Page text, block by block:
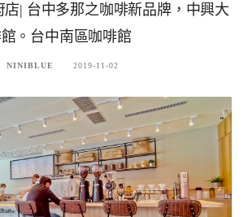
| 台中多那之咖啡新品牌，中興大
。台中南區咖啡館
NINIBLUE 2019-11-02